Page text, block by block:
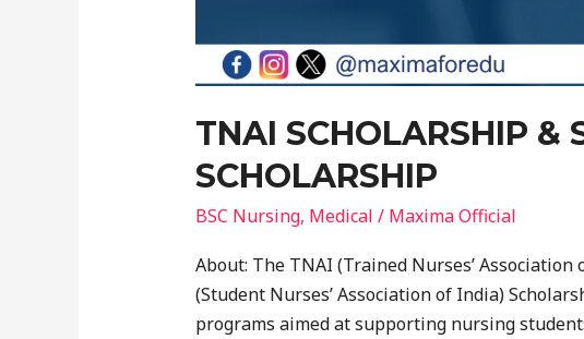
TNAI SCHOLARSHIP &
SCHOLARSHIP
BSC Nursing, Medical / Maxima Official
About: The TNAI (Trained Nurses’
(Student Nurses’ Association of India)
programs aimed at supporting nursing